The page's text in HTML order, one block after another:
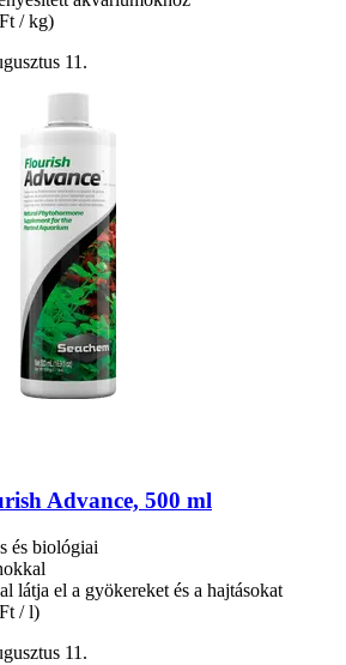
/ kg)
11.
Advance, 500 ml
és biológiai
látja el a gyökereket és a hajtásokat
/ l)
11.